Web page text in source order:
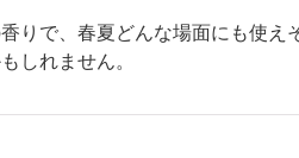
りで、春夏どんな場面にも使
しれません。